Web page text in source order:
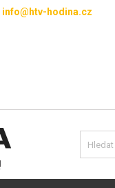
info@htv-hodina.cz